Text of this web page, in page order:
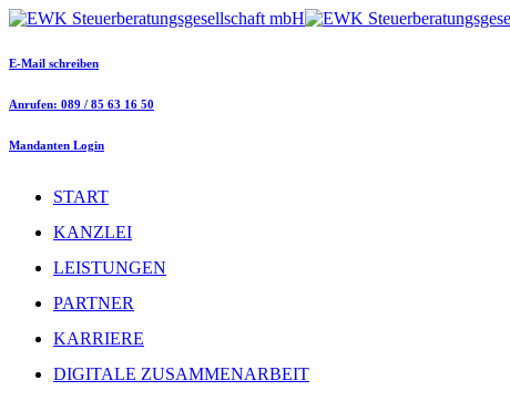
E-Mail schreiben
Anrufen: 089 / 85 63 16 50
Mandanten Login
START
KANZLEI
LEISTUNGEN
PARTNER
KARRIERE
DIGITALE ZUSAMMENARBEIT